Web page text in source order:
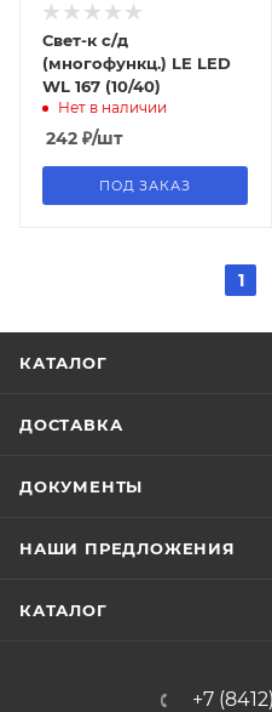
Свет-к с/д
(многофункц.) LE LED
WL 167 (10/40)
Нет в наличии
242 ₽/шт
ПОД ЗАКАЗ
1
КАТАЛОГ
ДОСТАВКА
ДОКУМЕНТЫ
НАШИ ПРЕДЛОЖЕНИЯ
КАТАЛОГ
+7